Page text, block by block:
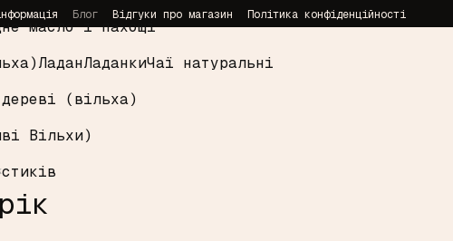
Блог Відгуки про магазин Політика конфіденційності
масло і пахощі
ЛаданЛаданкиЧаї натуральні
(вільха)
Вільхи)